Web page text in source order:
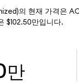
의 현재 가격은
$102.50만입니다.